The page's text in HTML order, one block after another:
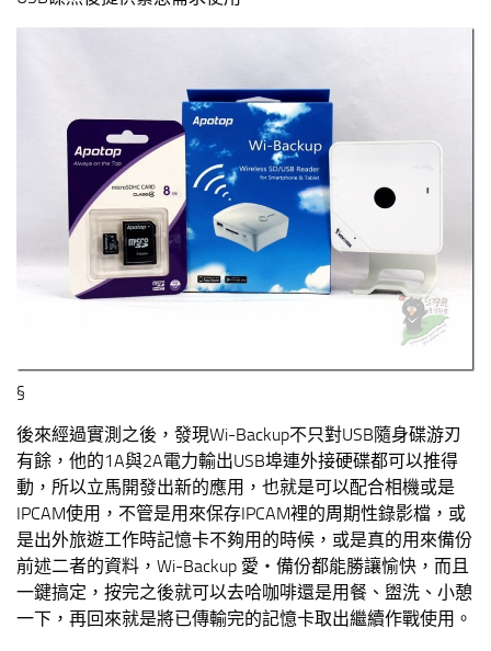
§
後來經過實測之後，發現Wi-Backup不只對USB隨身碟游刃
有餘，他的1A與2A電力輸出USB埠連外接硬碟都可以推得
動，所以立馬開發出新的應用，也就是可以配合相機或是
IPCAM使用，不管是用來保存IPCAM裡的周期性錄影檔，或
是出外旅遊工作時記憶卡不夠用的時候，或是真的用來備份
前述二者的資料，Wi-Backup 愛‧備份都能勝讓愉快，而且
一鍵搞定，按完之後就可以去哈咖啡還是用餐、盥洗、小憩
一下，再回來就是將已傳輸完的記憶卡取出繼續作戰使用。